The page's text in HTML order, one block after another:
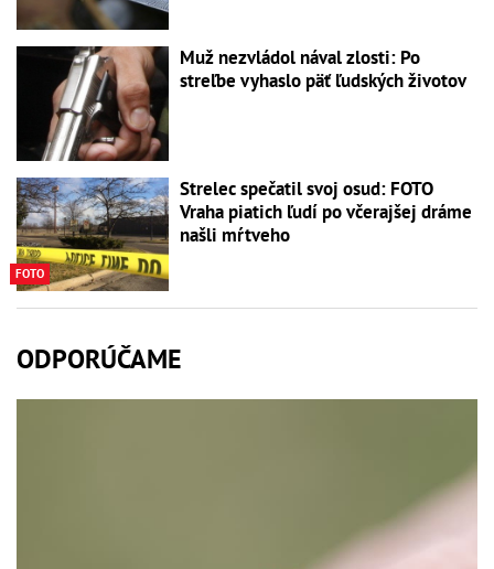
Muž nezvládol nával zlosti: Po
streľbe vyhaslo päť ľudských životov
FOTO
Strelec spečatil svoj osud: FOTO
Vraha piatich ľudí po včerajšej dráme
našli mŕtveho
ODPORÚČAME